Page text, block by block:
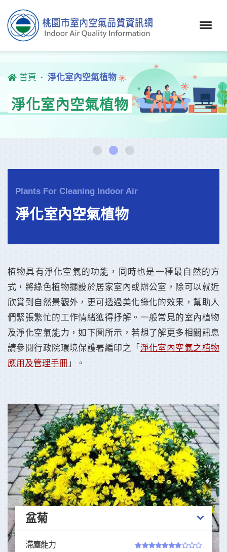
首頁 淨化室內空氣植物
淨化室內空氣植物
Plants For Cleaning Indoor Air
淨化室內空氣植物
植物具有淨化空氣的功能，同時也是一種最自然的方
式，將綠色植物擺設於居家室內或辦公室，除可以就近
欣賞到自然景觀外，更可透過美化綠化的效果，幫助人
們緊張繁忙的工作情緒獲得抒解。一般常見的室內植物
及淨化空氣能力，如下圖所示，若想了解更多相關訊息
請參閱行政院環境保護署編印之「 淨化室內空氣之植物
應用及管理手冊 」。
盆菊
滯塵能力